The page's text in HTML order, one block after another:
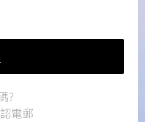
?
電郵